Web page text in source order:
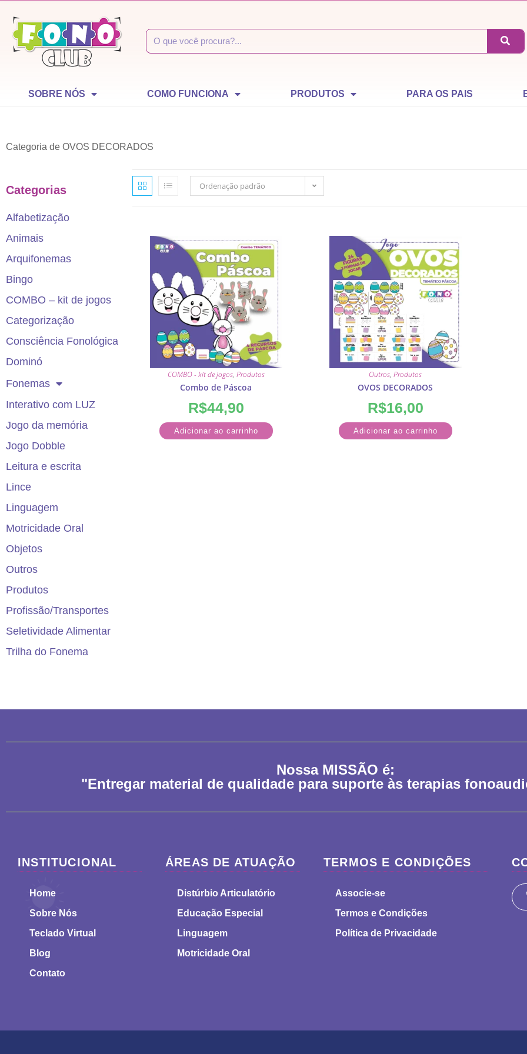
SOBRE NÓS COMO FUNCIONA PRODUTOS PARA OS PAIS
Categoria de OVOS DECORADOS
Categorias
Alfabetização
Animais
Arquifonemas
Bingo
COMBO – kit de jogos
Categorização
Consciência Fonológica
Dominó
Fonemas
Interativo com LUZ
Jogo da memória
Jogo Dobble
Leitura e escrita
Lince
Linguagem
Motricidade Oral
Objetos
Outros
Produtos
Profissão/Transportes
Seletividade Alimentar
Trilha do Fonema
Ordenação padrão
COMBO - kit de jogos, Produtos
Combo de Páscoa
R$44,90
Adicionar ao carrinho
Outros,Produtos
OVOS DECORADOS
R$16,00
Adicionar ao carrinho
Nossa MISSÃO é:
"Entregar material de qualidade para suporte às terapias
INSTITUCIONAL
Home
Sobre Nós
Teclado Virtual
Blog
Contato
ÁREAS DE ATUAÇÃO
Distúrbio Articulatório
Educação Especial
Linguagem
Motricidade Oral
TERMOS E CONDIÇÕES
Associe-se
Termos e Condições
Política de Privacidade